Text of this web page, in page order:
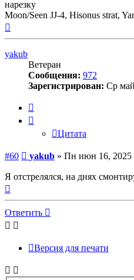
нарезку
Moon/Seen JJ-4, Hisonus strat,
yakub
Ветеран
Сообщения: 972
Зарегистрирован: Ср
Цитата
#60 Сообщение
yakub » Пн июн 16, 2025
Я отстрелялся, на днях
началу
Ответить
Версия для печати